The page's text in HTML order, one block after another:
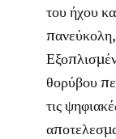
του ήχου
θορύβου
τις